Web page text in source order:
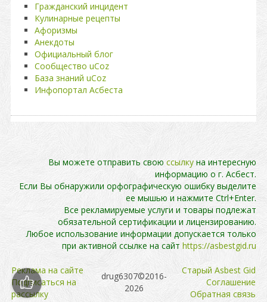
Гражданский инцидент
Кулинарные рецепты
Афоризмы
Анекдоты
Официальный блог
Сообщество uCoz
База знаний uCoz
Инфопортал Асбеста
Вы можете отправить свою ссылку на интересную
информацию о г. Асбест.
Если Вы обнаружили орфографическую ошибку выделите
ее мышью и нажмите Ctrl+Enter.
Все рекламируемые услуги и товары подлежат
обязательной сертификации и лицензированию.
Любое использование информации допускается только
при активной ссылке на сайт https://asbestgid.ru
Реклама на сайте
Подписаться на
рассылку
drug6307©2016-
2026
Cтарый Asbest Gid
Cоглашение
Обратная связь